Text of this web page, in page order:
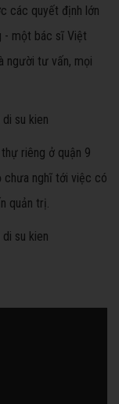
các quyết định lớn
- một bác sĩ Việt
người tư vấn, mọi
riêng ở quận 9
chưa nghĩ tới việc có
quản trị.